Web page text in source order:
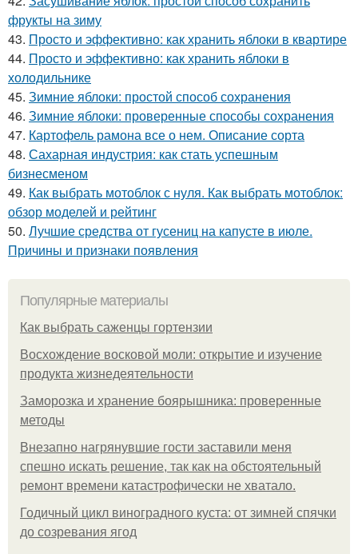
фрукты на зиму
43. Просто и эффективно: как хранить яблоки в квартире
44. Просто и эффективно: как хранить яблоки в
холодильнике
45. Зимние яблоки: простой способ сохранения
46. Зимние яблоки: проверенные способы сохранения
47. Картофель рамона все о нем. Описание сорта
48. Сахарная индустрия: как стать успешным
бизнесменом
49. Как выбрать мотоблок с нуля. Как выбрать мотоблок:
обзор моделей и рейтинг
50. Лучшие средства от гусениц на капусте в июле.
Причины и признаки появления
Популярные материалы
Как выбрать саженцы гортензии
Восхождение восковой моли: открытие и изучение
продукта жизнедеятельности
Заморозка и хранение боярышника: проверенные
методы
Внезапно нагрянувшие гости заставили меня
спешно искать решение, так как на обстоятельный
ремонт времени катастрофически не хватало.
Годичный цикл виноградного куста: от зимней спячки
до созревания ягод